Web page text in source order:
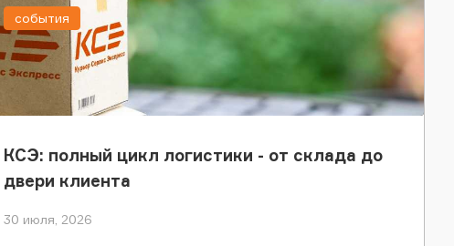
КСЭ: полный цикл логистики - от склада до
двери клиента
30 июля, 2026
события